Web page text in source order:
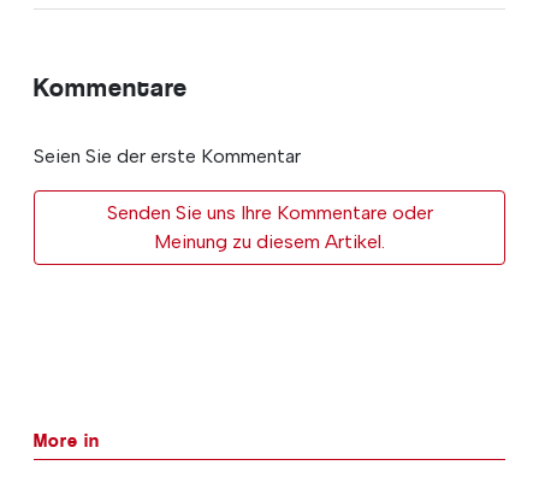
Kommentare
Seien Sie der erste Kommentar
Senden Sie uns Ihre Kommentare oder
Meinung zu diesem Artikel.
More in